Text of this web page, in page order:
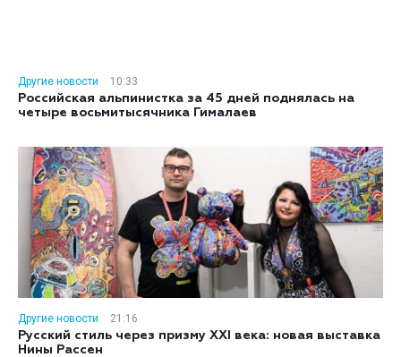
Другие новости
10:33
Российская альпинистка за 45 дней поднялась на
четыре восьмитысячника Гималаев
Другие новости
21:16
Русский стиль через призму XXI века: новая выставка
Нины Рассен